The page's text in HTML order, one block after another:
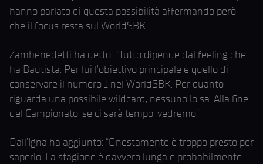
hanno parlato di questa possibilità affermando però
che il focus resta sul WorldSBK.
Zambenedetti ha detto: “Tutto dipende dal feeling che
ha Bautista. Per lui l’obiettivo principale è quello di
conservare il numero 1 nel WorldSBK. Per quanto
riguarda una possibile wildcard, nessuno lo sa. Alla fine
del Campionato, se ci sarà tempo, vedremo”.
Dall’Igna ha aggiunto: “Onestamente è troppo presto per
saperlo. La stagione è davvero lunga e probabilmente